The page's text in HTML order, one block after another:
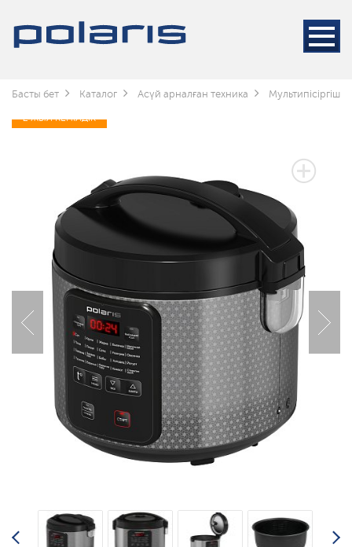
Басты бет Каталог Асүй арналған техника Мультипісіргіш
2 ЖЫЛ КЕПІЛДІК